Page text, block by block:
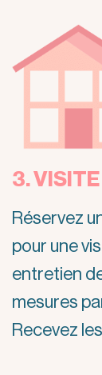
3.
Réservez
pour une
entretien
mesures
Recevez